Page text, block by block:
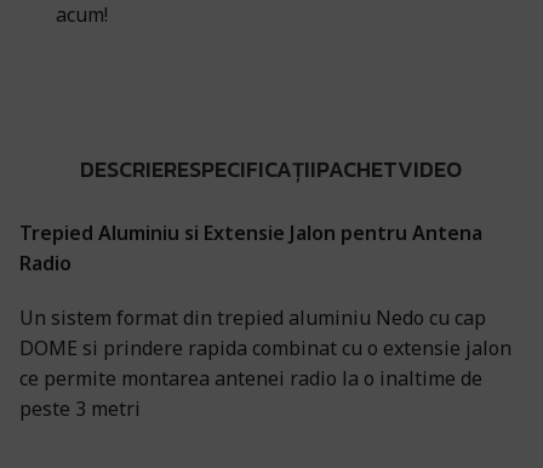
acum!
DESCRIERESPECIFICAȚIIPACHETVIDEO
Trepied Aluminiu si Extensie Jalon pentru Antena
Radio
Un sistem format din trepied aluminiu Nedo cu cap
DOME si prindere rapida combinat cu o extensie jalon
ce permite montarea antenei radio la o inaltime de
peste 3 metri